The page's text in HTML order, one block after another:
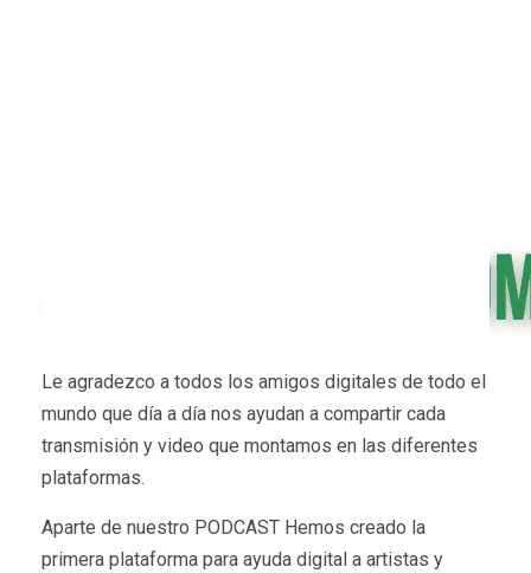
Le agradezco a todos los amigos digitales de todo el
mundo que día a día nos ayudan a compartir cada
transmisión y video que montamos en las diferentes
plataformas.
Aparte de nuestro PODCAST Hemos creado la
primera plataforma para ayuda digital a artistas y